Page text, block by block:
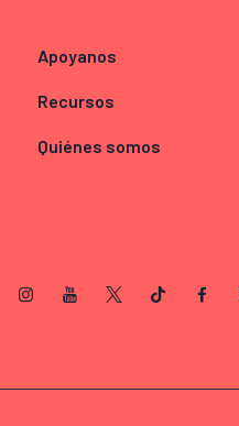
Apoyanos
Recursos
Quiénes somos